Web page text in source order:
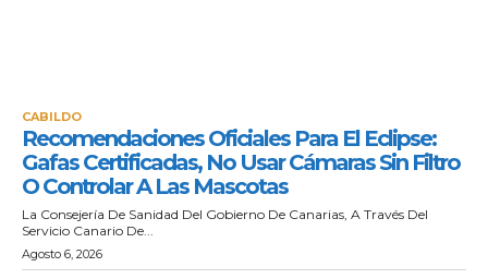
CABILDO
Recomendaciones Oficiales Para El Eclipse:
Gafas Certificadas, No Usar Cámaras Sin Filtro
O Controlar A Las Mascotas
La Consejería De Sanidad Del Gobierno De Canarias, A Través Del
Servicio Canario De...
Agosto 6, 2026